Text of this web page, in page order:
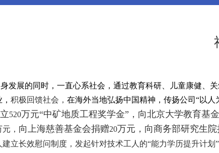
发展的同时，一直心系社会，通过教育科研、儿童康健、
积极回馈社会， 在海外当地弘扬中国精神，传扬公司“以人
520万元“中矿地质工程奖学金”，向北京大学教育基
， 向上海慈善基金会捐赠20万元，向商务部研究生院
立长效慰问制度，发起针对技术工人的“能力学历提升计划”